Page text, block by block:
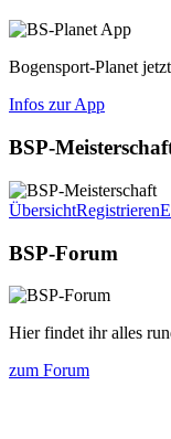
Bogensport-Planet
Infos zur App
BSP-
ÜbersichtRegistrieren
BSP-Forum
Hier findet ihr alles
zum Forum